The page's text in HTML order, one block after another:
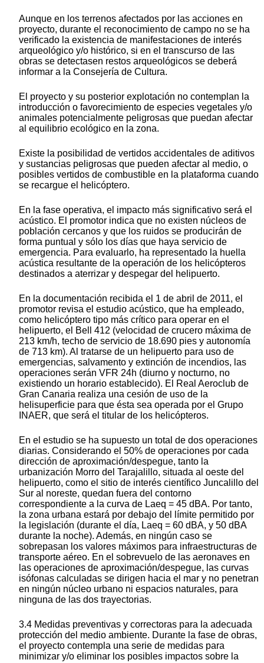
Aunque en los terrenos afectados por las acciones en
proyecto, durante el reconocimiento de campo no se ha
verificado la existencia de manifestaciones de interés
arqueológico y/o histórico, si en el transcurso de las
obras se detectasen restos arqueológicos se deberá
informar a la Consejería de Cultura.
El proyecto y su posterior explotación no contemplan la
introducción o favorecimiento de especies vegetales y/o
animales potencialmente peligrosas que puedan afectar
al equilibrio ecológico en la zona.
Existe la posibilidad de vertidos accidentales de aditivos
y sustancias peligrosas que pueden afectar al medio, o
posibles vertidos de combustible en la plataforma cuando
se recargue el helicóptero.
En la fase operativa, el impacto más significativo será el
acústico. El promotor indica que no existen núcleos de
población cercanos y que los ruidos se producirán de
forma puntual y sólo los días que haya servicio de
emergencia. Para evaluarlo, ha representado la huella
acústica resultante de la operación de los helicópteros
destinados a aterrizar y despegar del helipuerto.
En la documentación recibida el 1 de abril de 2011, el
promotor revisa el estudio acústico, que ha empleado,
como helicóptero tipo más crítico para operar en el
helipuerto, el Bell 412 (velocidad de crucero máxima de
213 km/h, techo de servicio de 18.690 pies y autonomía
de 713 km). Al tratarse de un helipuerto para uso de
emergencias, salvamento y extinción de incendios, las
operaciones serán VFR 24h (diurno y nocturno, no
existiendo un horario establecido). El Real Aeroclub de
Gran Canaria realiza una cesión de uso de la
helisuperficie para que ésta sea operada por el Grupo
INAER, que será el titular de los helicópteros.
En el estudio se ha supuesto un total de dos operaciones
diarias. Considerando el 50% de operaciones por cada
dirección de aproximación/despegue, tanto la
urbanización Morro del Tarajalillo, situada al oeste del
helipuerto, como el sitio de interés científico Juncalillo del
Sur al noreste, quedan fuera del contorno
correspondiente a la curva de Laeq = 45 dBA. Por tanto,
la zona urbana estará por debajo del límite permitido por
la legislación (durante el día, Laeq = 60 dBA, y 50 dBA
durante la noche). Además, en ningún caso se
sobrepasan los valores máximos para infraestructuras de
transporte aéreo. En el sobrevuelo de las aeronaves en
las operaciones de aproximación/despegue, las curvas
isófonas calculadas se dirigen hacia el mar y no penetran
en ningún núcleo urbano ni espacios naturales, para
ninguna de las dos trayectorias.
3.4 Medidas preventivas y correctoras para la adecuada
protección del medio ambiente. Durante la fase de obras,
el proyecto contempla una serie de medidas para
minimizar y/o eliminar los posibles impactos sobre la